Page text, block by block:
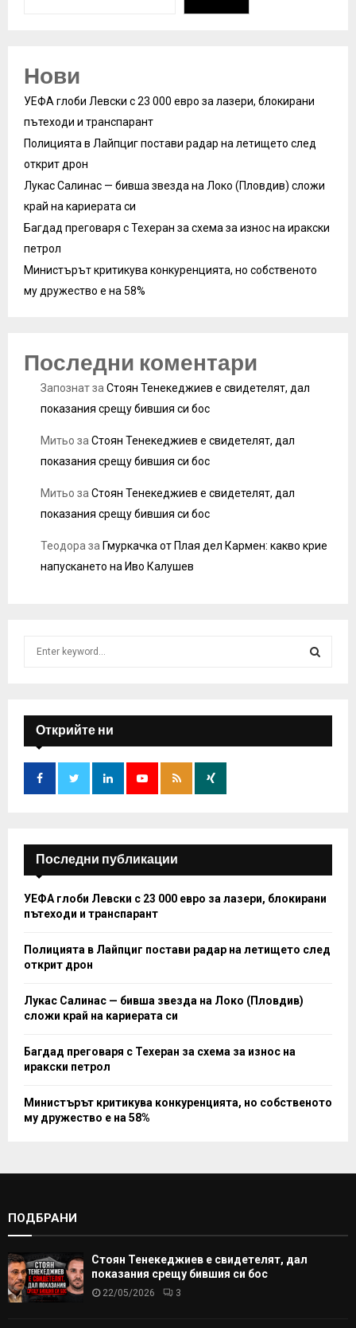
Нови
УЕФА глоби Левски с 23 000 евро за лазери, блокирани
пътеходи и транспарант
Полицията в Лайпциг постави радар на летището след
открит дрон
Лукас Салинас — бивша звезда на Локо (Пловдив) сложи
край на кариерата си
Багдад преговаря с Техеран за схема за износ на иракски
петрол
Министърът критикува конкуренцията, но собственото
му дружество е на 58%
Последни коментари
Запознатза Стоян Тенекеджиев е свидетелят, дал
показания срещу бившия си бос
Митьо за Стоян Тенекеджиев е свидетелят, дал
показания срещу бившия си бос
Митьо за Стоян Тенекеджиев е свидетелят, дал
показания срещу бившия си бос
Теодора за Гмуркачка от Плая дел Кармен: какво крие
напускането на Иво Калушев
f
o
:
E
A
H
Открийте ни
Последни публикации
УЕФА глоби Левски с 23 000 евро за лазери, блокирани
пътеходи и транспарант
Полицията в Лайпциг постави радар на летището след
открит дрон
Лукас Салинас — бивша звезда на Локо (Пловдив)
сложи край на кариерата си
Багдад преговаря с Техеран за схема за износ на
иракски петрол
Министърът критикува конкуренцията, но собственото
му дружество е на 58%
ПОДБРАНИ
Стоян Тенекеджиев е свидетелят, дал
показания срещу бившия си бос
22/05/2026 3